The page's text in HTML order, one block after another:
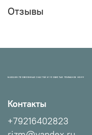
Отзывы
МАГАЗИН ПРОВЕРЕННЫХ СНАСТЕЙ И УЛОВИСТЫХ ПРИМАНОК НХНЧ!
Контакты
+79216402823